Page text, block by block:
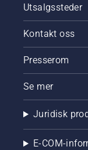
Utsalgssteder
Kontakt oss
Presserom
Se mer
Juridisk
E-COM-